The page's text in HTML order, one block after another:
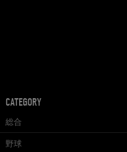
CATEGORY
総合
野球